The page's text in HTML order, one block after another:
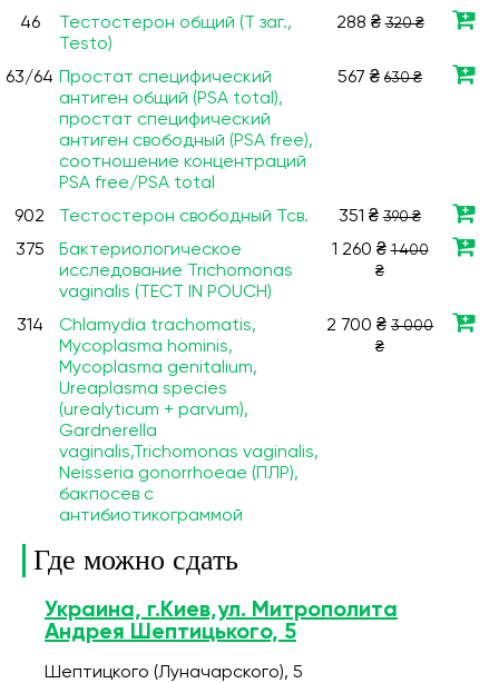
46
Тестостерон общий (Т заг.,
Testo)
288 ₴320 ₴
63/64
Простат специфический
антиген общий (PSA total),
простат специфический
антиген свободный (PSA free),
соотношение концентраций
PSA free/PSA total
567 ₴ 630 ₴
902 Тестостерон свободный Тсв. 351 ₴ 390 ₴
375
Бактериологическое
исследование Trichomonas
vaginalis (ТЕСТ IN POUCH)
1 260 ₴1 400
₴
314
Chlamydia trachomatis,
Мycoplasma hominis,
Мycoplasma genitalium,
Ureaplasma species
(urealyticum + parvum),
Gardnerella
vaginalis,Trichomonas vaginalis,
Neisseria gonorrhoeae (ПЛР),
бакпосев с
антибиотикограммой
2 700 ₴ 3 000
₴
Где можно сдать
Украина, г.Киев,ул. Митрополита
Андрея Шептицького, 5
Шептицкого (Луначарского), 5